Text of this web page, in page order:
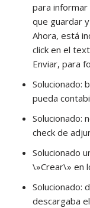
para
que guardar
Ahora, está
click en el
Enviar, para
Solucionado:
pueda
Solucionado:
check de
Solucionado
\»Crear\» en
Solucionado:
descargaba